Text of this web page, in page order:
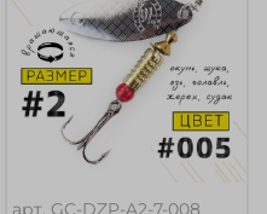
арт. GC-DZP-A2-7-008